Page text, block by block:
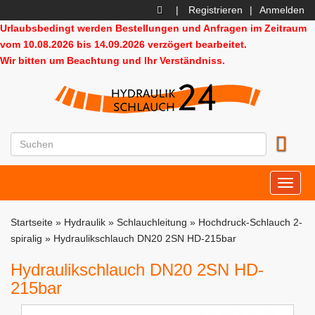
| Registrieren |
Anmelden
Urlaubsbedingt werden Bestellungen und Anfragen im Zeitraum
vom 10.08.2026 bis 14.09.2026 verzögert bearbeitet.
Wir bitten um Beachtung und Ihr Verständniss.
Startseite » Hydraulik » Schlauchleitung » Hochdruck-Schlauch 2-
spiralig » Hydraulikschlauch DN20 2SN HD-215bar
Hydraulikschlauch DN20 2SN HD-
215bar